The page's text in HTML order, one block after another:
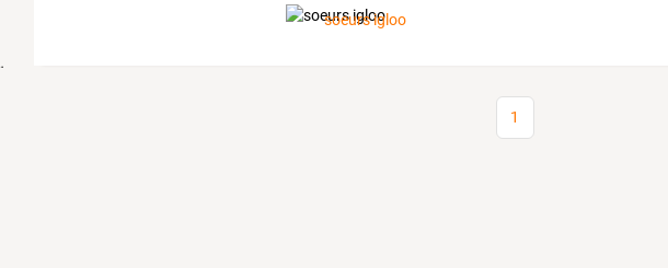
aiment(livres,
soeurs igloo
1